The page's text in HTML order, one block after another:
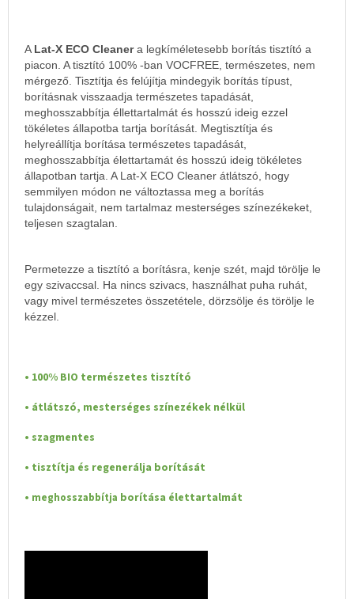
A Lat-X ECO Cleanera legkíméletesebb borítás tisztító a
piacon. A tisztító 100% -ban VOCFREE, természetes, nem
mérgező. Tisztítja és felújítja mindegyik borítás típust,
borításnak visszaadja természetes tapadását,
meghosszabbítja éllettartalmát és hosszú ideig ezzel
tökéletes állapotba tartja borítását. Megtisztítja és
helyreállítja borítása természetes tapadását,
meghosszabbítja élettartamát és hosszú ideig tökéletes
állapotban tartja. A Lat-X ECO Cleaner átlátszó, hogy
semmilyen módon ne változtassa meg a borítás
tulajdonságait, nem tartalmaz mesterséges színezékeket,
teljesen szagtalan.
Permetezze a tisztító a borításra, kenje szét, majd törölje le
egy szivaccsal. Ha nincs szivacs, használhat puha ruhát,
vagy mivel természetes összetétele, dörzsölje és törölje le
kézzel.
• 100% BIO természetes tisztító
• átlátszó, mesterséges színezékek nélkül
• szagmentes
• tisztítja és regenerálja borítását
• meghosszabbítja borítása élettartalmát